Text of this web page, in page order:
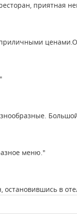
приятная
меню."
в